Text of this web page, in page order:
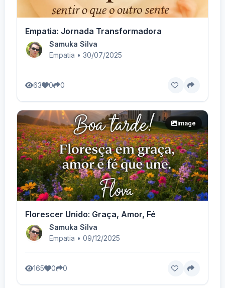
Empatia: Jornada Transformadora
Samuka Silva
Empatia • 30/07/2025
63 0 0
image
Florescer Unido: Graça, Amor, Fé
Samuka Silva
Empatia • 09/12/2025
165 0 0